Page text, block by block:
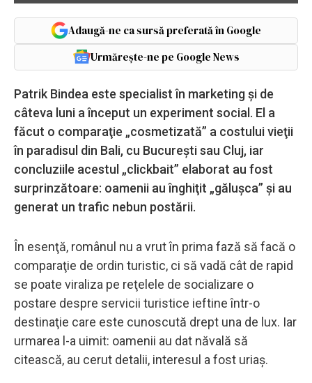
Adaugă-ne ca sursă preferată în Google
Urmărește-ne pe Google News
Patrik Bindea este specialist în marketing şi de
câteva luni a început un experiment social. El a
făcut o comparaţie „cosmetizată” a costului vieţii
în paradisul din Bali, cu Bucureşti sau Cluj, iar
concluziile acestul „clickbait” elaborat au fost
surprinzătoare: oamenii au înghiţit „găluşca” şi au
generat un trafic nebun postării.
În esenţă, românul nu a vrut în prima fază să facă o
comparaţie de ordin turistic, ci să vadă cât de rapid
se poate viraliza pe reţelele de socializare o
postare despre servicii turistice ieftine într-o
destinaţie care este cunoscută drept una de lux. Iar
urmarea l-a uimit: oamenii au dat năvală să
citească, au cerut detalii, interesul a fost uriaş.